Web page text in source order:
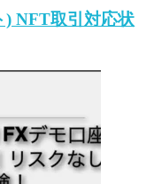
NFT取引対応状